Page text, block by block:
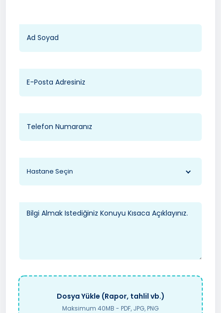
Hastane Seçin
Dosya Yükle (Rapor, tahlil vb.)
Maksimum 40MB - PDF, JPG, PNG